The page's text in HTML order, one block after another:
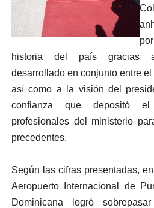
historia del país gracias
desarrollado en conjunto entre
así como a la visión del
confianza que depositó
profesionales del ministerio
precedentes.
Según las cifras presentadas,
Aeropuerto Internacional de
Dominicana logró